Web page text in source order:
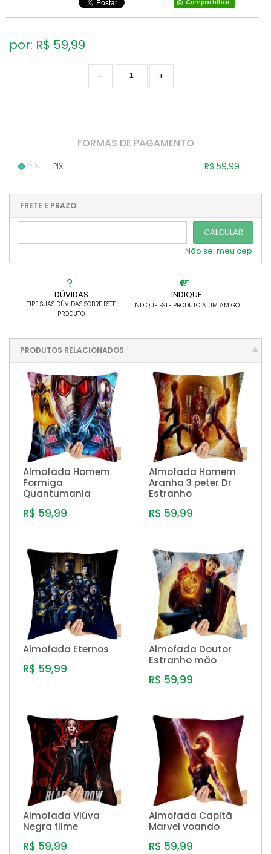
Compartilhar
DÚVIDAS
TIRE SUAS DÚVIDAS SOBRE ESTE
PRODUTO
INDIQUE
INDIQUE ESTE PRODUTO A UM AMIGO
por: R$ 59,99
+
-
FORMAS DE PAGAMENTO
PIX R$ 59,99
...
....
FRETE E PRAZO
CALCULAR
Não sei meu cep
PRODUTOS RELACIONADOS
Almofada Homem
Formiga
Quantumania
R$ 59,99
Almofada Homem
Aranha 3 peter Dr
Estranho
R$ 59,99
Almofada Eternos
R$ 59,99
Almofada Doutor
Estranho mão
R$ 59,99
Almofada Viúva
Negra filme
R$ 59,99
Almofada Capitã
Marvel voando
R$ 59,99